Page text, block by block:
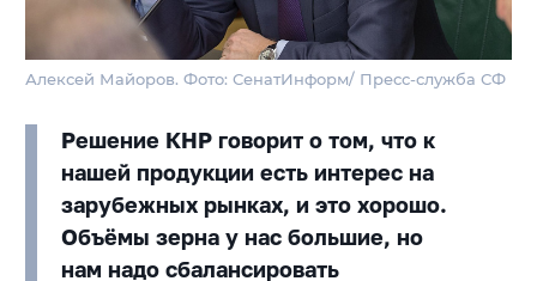
Алексей Майоров. Фото: СенатИнформ/ Пресс-служба СФ
Решение КНР говорит о том, что к
нашей продукции есть интерес на
зарубежных рынках, и это хорошо.
Объёмы зерна у нас большие, но
нам надо сбалансировать